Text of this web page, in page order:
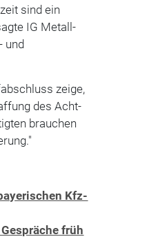
sind ein
IG Metall-
und
zeige,
des Acht-
brauchen
Kfz-
früh